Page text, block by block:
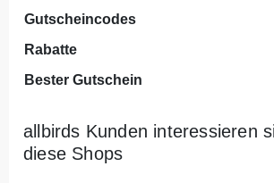
Gutscheincodes
Rabatte
Bester Gutschein
allbirds Kunden interessieren
diese Shops